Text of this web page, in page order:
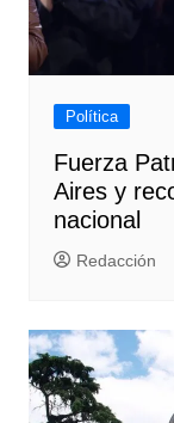
Política
Fuerza
Aires y
nacional
Redacción